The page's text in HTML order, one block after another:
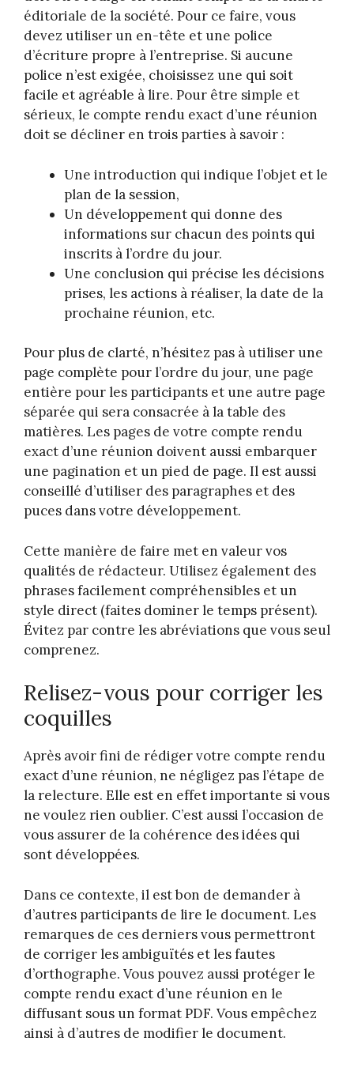
éditoriale de la société. Pour ce faire, vous
devez utiliser un en-tête et une police
d’écriture propre à l’entreprise. Si aucune
police n’est exigée, choisissez une qui soit
facile et agréable à lire. Pour être simple et
sérieux, le compte rendu exact d’une réunion
doit se décliner en trois parties à savoir :
Une introduction qui indique l’objet et le
plan de la session,
Un développement qui donne des
informations sur chacun des points qui
inscrits à l’ordre du jour.
Une conclusion qui précise les décisions
prises, les actions à réaliser, la date de la
prochaine réunion, etc.
Pour plus de clarté, n’hésitez pas à utiliser une
page complète pour l’ordre du jour, une page
entière pour les participants et une autre page
séparée qui sera consacrée à la table des
matières. Les pages de votre compte rendu
exact d’une réunion doivent aussi embarquer
une pagination et un pied de page. Il est aussi
conseillé d’utiliser des paragraphes et des
puces dans votre développement.
Cette manière de faire met en valeur vos
qualités de rédacteur. Utilisez également des
phrases facilement compréhensibles et un
style direct (faites dominer le temps présent).
Évitez par contre les abréviations que vous seul
comprenez.
Relisez-vous pour corriger les
coquilles
Après avoir fini de rédiger votre compte rendu
exact d’une réunion, ne négligez pas l’étape de
la relecture. Elle est en effet importante si vous
ne voulez rien oublier. C’est aussi l’occasion de
vous assurer de la cohérence des idées qui
sont développées.
Dans ce contexte, il est bon de demander à
d’autres participants de lire le document. Les
remarques de ces derniers vous permettront
de corriger les ambiguïtés et les fautes
d’orthographe. Vous pouvez aussi protéger le
compte rendu exact d’une réunion en le
diffusant sous un format PDF. Vous empêchez
ainsi à d’autres de modifier le document.